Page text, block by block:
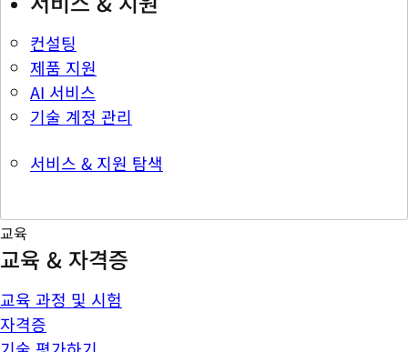
컨설팅
제품 지원
AI 서비스
기술 계정 관리
서비스 & 지원 탐색
교육
교육 & 자격증
교육 과정 및 시험
자격증